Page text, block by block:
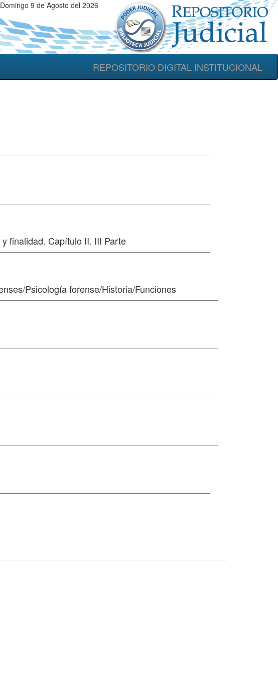
Domingo 9 de Agosto del 2026
REPOSITORIO DIGITAL INSTITUCIONAL